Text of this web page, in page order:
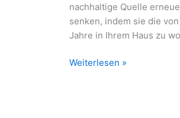
nachhaltige Quelle
senken, indem sie die
Jahre in Ihrem Haus zu
Umstellen
Weiterlesen »